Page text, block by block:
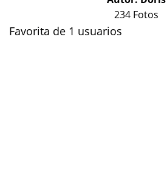
234 Fotos
Favorita de 1 usuarios